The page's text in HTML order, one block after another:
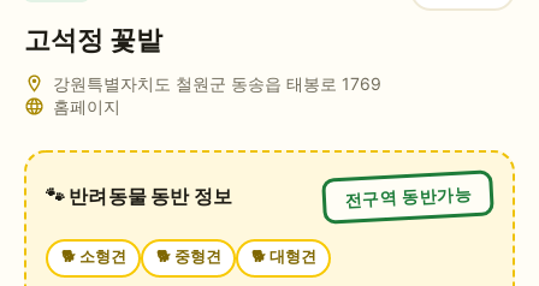
고석정 꽃밭
강원특별자치도 철원군 동송읍 태봉로 1769
홈페이지
🐾 반려동물 동반 정보 전구역 동반가능
🐕 소형견 🐕 중형견 🐕 대형견